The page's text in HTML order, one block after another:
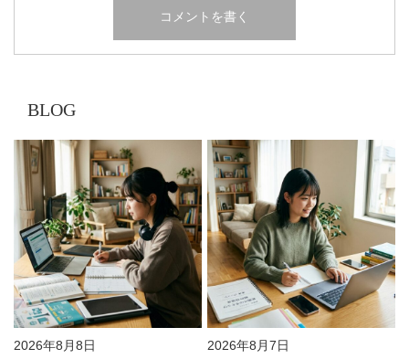
BLOG
2026年8月8日 2026年8月7日